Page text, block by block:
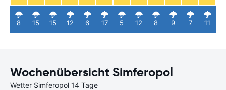
8 15 15 12 6 17 5 12 8 9 7 11
Wochenübersicht Simferopol
Wetter Simferopol 14 Tage